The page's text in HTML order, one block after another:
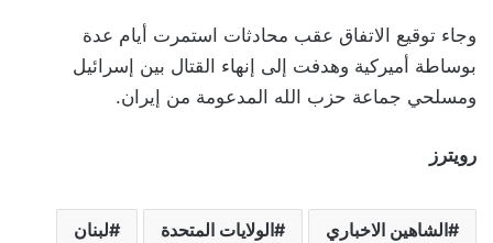
وجاء توقيع الاتفاق عقب محادثات استمرت أيام عدة
بوساطة أميركية وهدفت إلى إنهاء القتال بين إسرائيل
ومسلحي جماعة حزب الله المدعومة من إيران.
رويترز
الشاهين الاخباري الولايات المتحدة لبنان